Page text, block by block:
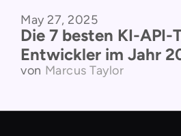
May 27, 2025
Die 7 besten KI-API-
Entwickler im Jahr
von Marcus Taylor